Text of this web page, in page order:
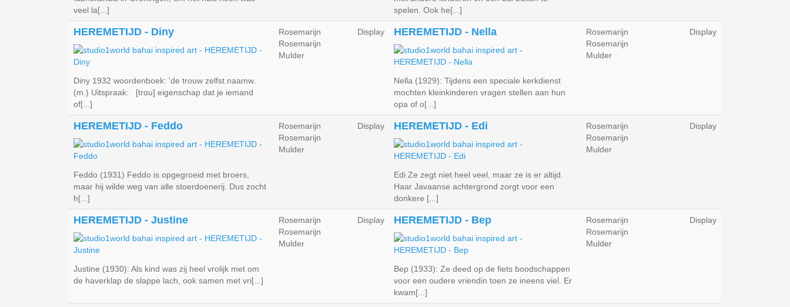
veel la[...]
spelen. Ook he[...]
HEREMETIJD - Diny
Diny 1932 woordenboek: 'de trouw zelfst.naamw.
(m.) Uitspraak: [trɑu] eigenschap dat je iemand
of[...]
Rosemarijn
Rosemarijn
Mulder
Display HEREMETIJD - Nella
Nella (1929): Tijdens een speciale kerkdienst
mochten kleinkinderen vragen stellen aan hun
opa of o[...]
Rosemarijn
Rosemarijn
Mulder
Display
HEREMETIJD - Feddo
Feddo (1931) Feddo is opgegroeid met broers,
maar hij wilde weg van alle stoerdoenerij. Dus zocht
h[...]
Rosemarijn
Rosemarijn
Mulder
Display HEREMETIJD - Edi
Edi Ze zegt niet heel veel, maar ze is er altijd.
Haar Javaanse achtergrond zorgt voor een
donkere [...]
Rosemarijn
Rosemarijn
Mulder
Display
HEREMETIJD - Justine
Justine (1930): Als kind was zij heel vrolijk met om
de haverklap de slappe lach, ook samen met vri[...]
Rosemarijn
Rosemarijn
Mulder
Display HEREMETIJD - Bep
Bep (1933): Ze deed op de fiets boodschappen
voor een oudere vriendin toen ze ineens viel. Er
kwam[...]
Rosemarijn
Rosemarijn
Mulder
Display